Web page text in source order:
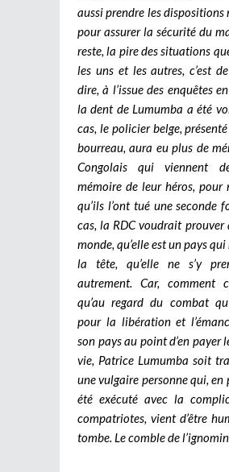
aussi prendre les dispositions
pour assurer la sécurité du
reste, la pire des situations
les uns et les autres, c’est de
dire, à l’issue des enquêtes
la dent de Lumumba a été
cas, le policier belge,
bourreau, aura eu plus de
Congolais qui viennent
mémoire de leur héros, pour
qu’ils l’ont tué une seconde
cas, la RDC voudrait prouver
monde, qu’elle est un pays
la tête, qu’elle ne s’y
autrement. Car, comment
qu’au regard du combat
pour la libération et
son pays au point d’en payer
vie, Patrice Lumumba soit
une vulgaire personne qui, en
été exécuté avec la
compatriotes, vient d’être
tombe. Le comble de